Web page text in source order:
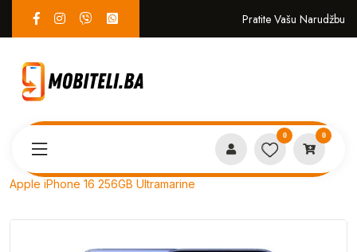
Pratite Vašu Narudžbu
0 0
Apple iPhone 16 256GB Ultramarine